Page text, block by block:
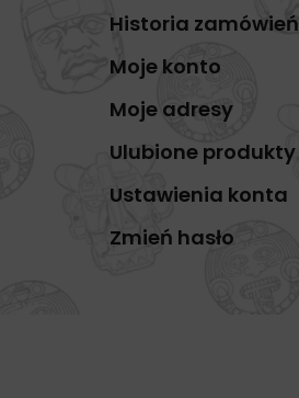
Historia zamówień
Moje konto
Moje adresy
Ulubione produkty
Ustawienia konta
Zmień hasło